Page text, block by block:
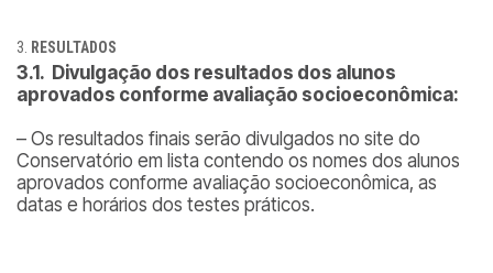
RESULTADOS
3.1. Divulgação dos resultados dos alunos
aprovados conforme avaliação socioeconômica:
– Os resultados finais serão divulgados no site do
Conservatório em lista contendo os nomes dos alunos
aprovados conforme avaliação socioeconômica, as
datas e horários dos testes práticos.